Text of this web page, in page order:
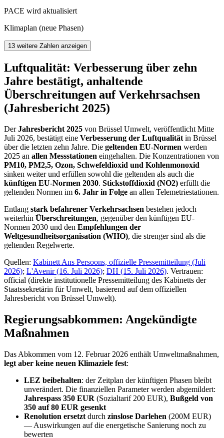
PACE wird aktualisiert
Klimaplan (neue Phasen)
13 weitere Zahlen anzeigen
Luftqualität: Verbesserung über zehn
Jahre bestätigt, anhaltende
Überschreitungen auf Verkehrsachsen
(Jahresbericht 2025)
DerJahresbericht 2025 von Brüssel Umwelt, veröffentlicht Mitte
Juli 2026, bestätigt eine Verbesserung der Luftqualitätin Brüssel
über die letzten zehn Jahre. Die geltenden EU-Normen werden
2025 an allen Messstationen eingehalten. Die Konzentrationen von
PM10, PM2,5, Ozon, Schwefeldioxid und Kohlenmonoxid
sinken weiter und erfüllen sowohl die geltenden als auch die
künftigen EU-Normen 2030. Stickstoffdioxid (NO2) erfüllt die
geltenden Normen im 6. Jahr in Folge an allen Telemetriestationen.
Entlang stark befahrener Verkehrsachsen bestehen jedoch
weiterhin Überschreitungen, gegenüber den künftigen EU-
Normen 2030 und den Empfehlungen der
Weltgesundheitsorganisation (WHO), die strenger sind als die
geltenden Regelwerte.
Quellen: Kabinett Ans Persoons, offizielle Pressemitteilung (Juli
2026); L'Avenir (16. Juli 2026); DH (15. Juli 2026). Vertrauen:
official (direkte institutionelle Pressemitteilung des Kabinetts der
Staatssekretärin für Umwelt, basierend auf dem offiziellen
Jahresbericht von Brüssel Umwelt).
Regierungsabkommen: Angekündigte
Maßnahmen
Das Abkommen vom 12. Februar 2026 enthält Umweltmaßnahmen,
legt aber keine neuen Klimaziele fest:
LEZ beibehalten: der Zeitplan der künftigen Phasen bleibt
unverändert. Die finanziellen Parameter werden abgemildert:
Jahrespass 350 EUR (Sozialtarif 200 EUR), Bußgeld von
350 auf 80 EUR gesenkt
Renolution ersetzt durch zinslose Darlehen (200M EUR)
— Auswirkungen auf die energetische Sanierung noch zu
bewerten